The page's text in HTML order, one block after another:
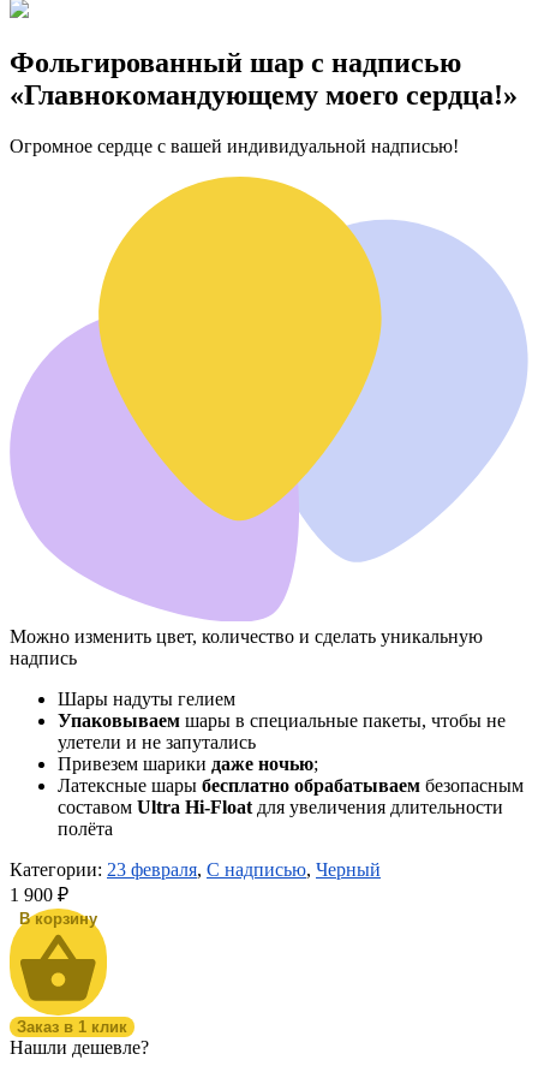
Фольгированный шар с надписью
«Главнокомандующему моего сердца!»
Огромное сердце с вашей индивидуальной надписью!
Можно изменить цвет, количество и сделать уникальную
надпись
Шары надуты гелием
Упаковываем шары в специальные пакеты, чтобы не
улетели и не запутались
Привезем шарики даже ночью;
Латексные шары бесплатно обрабатываем безопасным
составом Ultra Hi-Float для увеличения длительности
полёта
Категории: 23 февраля, С надписью, Черный
1 900 ₽
Заказ в 1 клик
Нашли дешевле?